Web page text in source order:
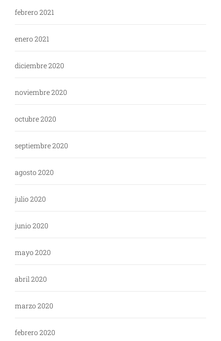
febrero 2021
enero 2021
diciembre 2020
noviembre 2020
octubre 2020
septiembre 2020
agosto 2020
julio 2020
junio 2020
mayo 2020
abril 2020
marzo 2020
febrero 2020